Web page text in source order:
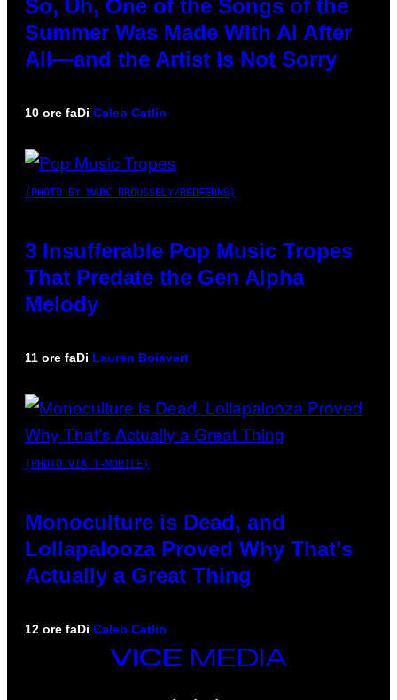
So, Uh, One of the Songs of the
Summer Was Made With AI After
All—and the Artist Is Not Sorry
10 ore faDi Caleb Catlin
(PHOTO BY MARC BROUSSELY/REDFERNS)
3 Insufferable Pop Music Tropes
That Predate the Gen Alpha
Melody
11 ore faDi Lauren Boisvert
(PHOTO VIA T-MOBILE)
Monoculture is Dead, and
Lollapalooza Proved Why That’s
Actually a Great Thing
12 ore faDi Caleb Catlin
VICE